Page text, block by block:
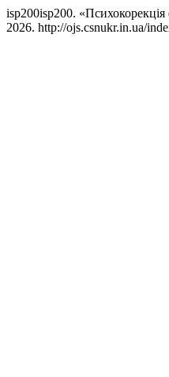
isp200isp200. «Психокорекція
2026. http://ojs.csnukr.in.ua/